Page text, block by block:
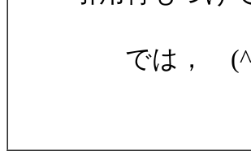
では，
山紫水